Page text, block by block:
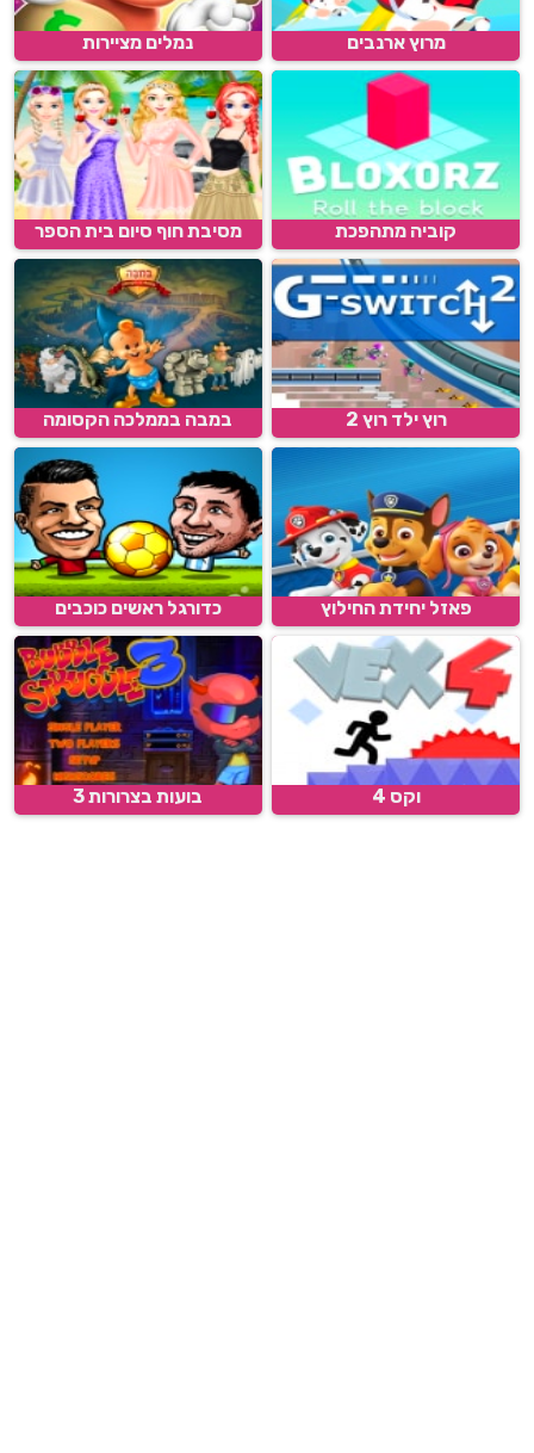
מרוץ ארנבים נמלים מציירות
קוביה מתהפכת מסיבת חוף סיום בית הספר
רוץ ילד רוץ 2 במבה בממלכה הקסומה
פאזל יחידת החילוץ כדורגל ראשים כוכבים
וקס 4 בועות בצרורות 3